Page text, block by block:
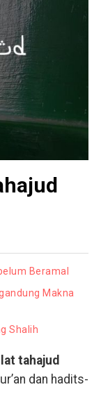
Beramal
Makna
Shalih
tahajud
dan hadits-